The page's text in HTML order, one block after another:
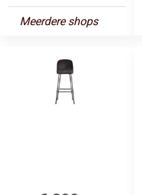
Meerdere shops